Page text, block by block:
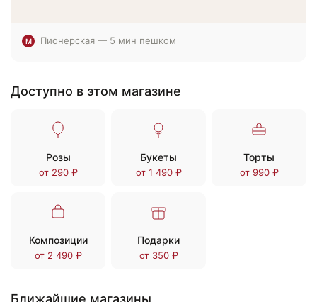
М Пионерская — 5 мин пешком
Доступно в этом магазине
Розы
от 290 ₽
Букеты
от 1 490 ₽
Торты
от 990 ₽
Композиции
от 2 490 ₽
Подарки
от 350 ₽